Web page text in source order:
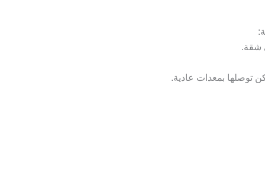
شقة.
توصلها بمعدات عادية.